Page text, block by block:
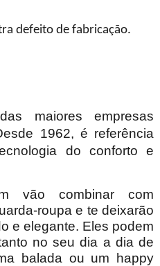
defeito de fabricação.
maiores empresas
1962, é referência
do conforto e
vão combinar com
roupa e te deixarão
e elegante. Eles podem
no seu dia a dia de
balada ou um happy